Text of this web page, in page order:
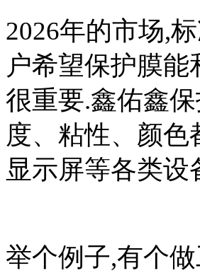
2026年的市场,
户希望保护膜
很重要.鑫佑鑫
度、粘性、颜
显示屏等各类设
举个例子,有个